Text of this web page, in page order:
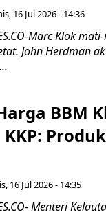
16 Jul 2026 - 14:36
Marc Klok
John Herdman
BBM
KKP:
16 Jul 2026 - 14:35
Menteri